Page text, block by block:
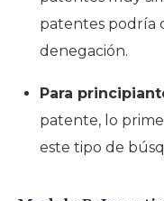
patentes podría
denegación.
Para
patente, lo
este tipo de